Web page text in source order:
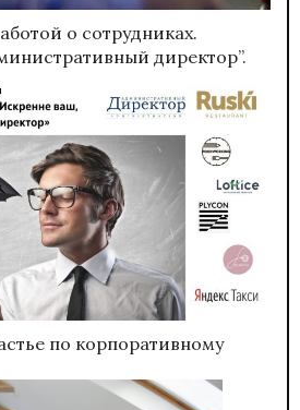
о сотрудниках.
директор”.
по корпоративному